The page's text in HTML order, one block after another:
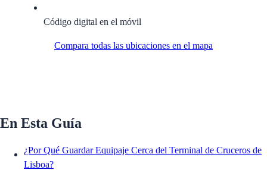
Código digital en el móvil
Compara todas las ubicaciones en el mapa
En Esta Guía
¿Por Qué Guardar Equipaje Cerca del Terminal de Cruceros de
Lisboa?